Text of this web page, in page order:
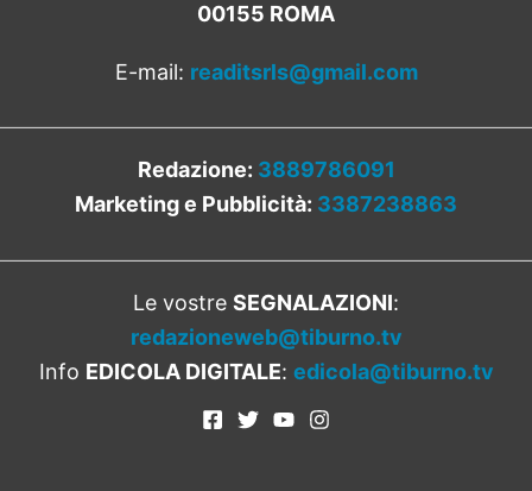
00155 ROMA
E-mail: readitsrls@gmail.com
Redazione: 3889786091
Marketing e Pubblicità: 3387238863
Le vostre SEGNALAZIONI:
redazioneweb@tiburno.tv
Info EDICOLA DIGITALE: edicola@tiburno.tv